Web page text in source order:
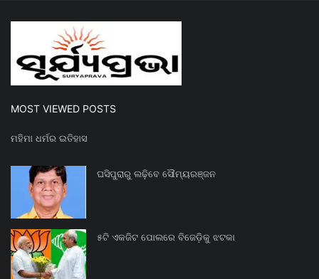
MOST VIEWED POSTS
ମହିମା ଧର୍ମର ଇତିହାସ
ଘସିପୁରାରୁ ଲଢ଼ିବେ ସୌମ୍ୟରଞ୍ଜନ
୫ଟି ଏକଜିଟ ପୋଲରେ ବିଜେଡ଼ିକୁ ଝଟକା